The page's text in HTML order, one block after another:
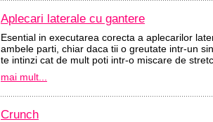
Aplecari laterale cu gantere
Esential in executarea corecta a aplecarilor
ambele parti, chiar daca tii o greutate intr-un
te intinzi cat de mult poti intr-o miscare de
mai mult...
Crunch